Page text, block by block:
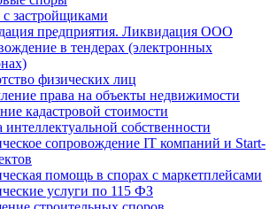
застройщиками
предприятия. Ликвидация ООО
в тендерах (электронных
физических лиц
права на объекты недвижимости
кадастровой стоимости
интеллектуальной собственности
сопровождение IT компаний и Start-
помощь в спорах с маркетплейсами
услуги по 115 ФЗ